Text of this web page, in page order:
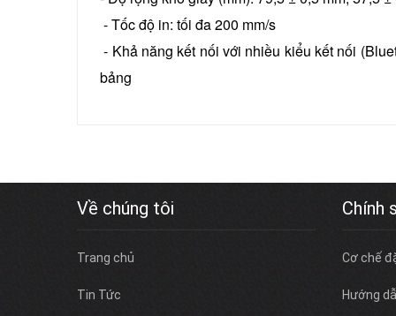
- Tốc độ in: tối đa 200 mm/s
- Khả năng kết nối với nhiều kiểu kết nối
bảng
Về chúng tôi
Trang chủ
Tin Tức
Chính
Cơ chế
Hướng